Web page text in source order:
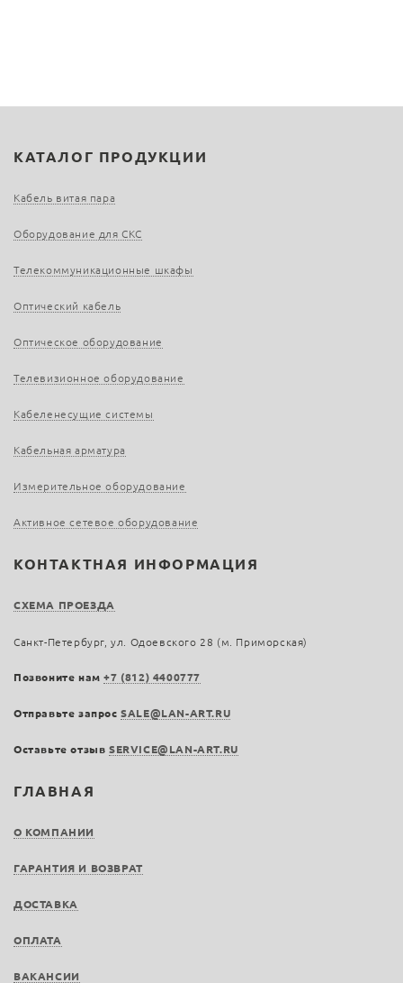
ГЛАВНАЯ
О КОМПАНИИ
ГАРАНТИЯ И ВОЗВРАТ
ДОСТАВКА
ОПЛАТА
ВАКАНСИИ
КАТАЛОГ ПРОДУКЦИИ
Кабель витая пара
Оборудование для СКС
Телекоммуникационные шкафы
Оптический кабель
Оптическое оборудование
Телевизионное оборудование
Кабеленесущие системы
Кабельная арматура
Измерительное оборудование
Активное сетевое оборудование
КОНТАКТНАЯ ИНФОРМАЦИЯ
СХЕМА ПРОЕЗДА
Санкт-Петербург, ул. Одоевского 28 (м. Приморская)
Позвоните нам+7 (812) 4400777
Отправьте запросSALE@LAN-ART.RU
Оставьте отзыв SERVICE@LAN-ART.RU